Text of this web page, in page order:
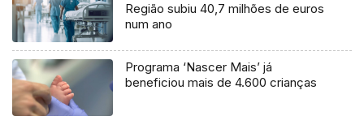
Região subiu 40,7 milhões de euros
num ano
Programa ‘Nascer Mais’ já
beneficiou mais de 4.600 crianças